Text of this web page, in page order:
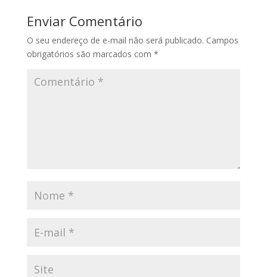
Enviar Comentário
O seu endereço de e-mail não será publicado. Campos
obrigatórios são marcados com *